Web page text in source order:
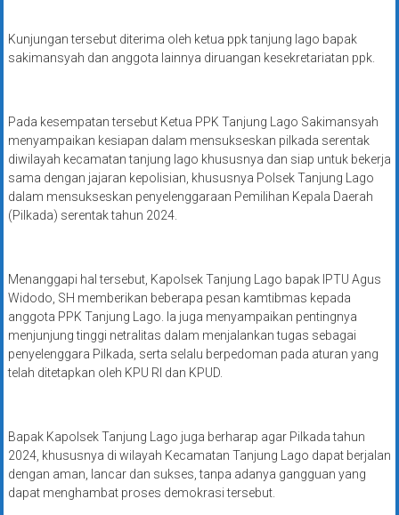
Kunjungan tersebut diterima oleh ketua ppk tanjung lago bapak
sakimansyah dan anggota lainnya diruangan kesekretariatan ppk.
Pada kesempatan tersebut Ketua PPK Tanjung Lago Sakimansyah
menyampaikan kesiapan dalam mensukseskan pilkada serentak
diwilayah kecamatan tanjung lago khususnya dan siap untuk bekerja
sama dengan jajaran kepolisian, khususnya Polsek Tanjung Lago
dalam mensukseskan penyelenggaraan Pemilihan Kepala Daerah
(Pilkada) serentak tahun 2024.
Menanggapi hal tersebut, Kapolsek Tanjung Lago bapak IPTU Agus
Widodo, SH memberikan beberapa pesan kamtibmas kepada
anggota PPK Tanjung Lago. Ia juga menyampaikan pentingnya
menjunjung tinggi netralitas dalam menjalankan tugas sebagai
penyelenggara Pilkada, serta selalu berpedoman pada aturan yang
telah ditetapkan oleh KPU RI dan KPUD.
Bapak Kapolsek Tanjung Lago juga berharap agar Pilkada tahun
2024, khususnya di wilayah Kecamatan Tanjung Lago dapat berjalan
dengan aman, lancar dan sukses, tanpa adanya gangguan yang
dapat menghambat proses demokrasi tersebut.